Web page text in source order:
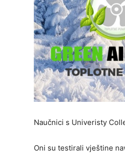
Naučnici s Univeristy
Oni su testirali vještine